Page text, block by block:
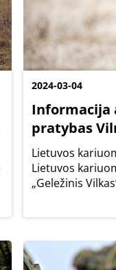
2024-03-04
Informacija
pratybas
Lietuvos
Lietuvos
„Geležinis